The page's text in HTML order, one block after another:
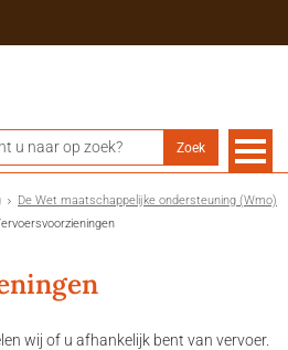
De Wet maatschappelijke ondersteuning (Wmo)
wij of u afhankelijk bent van vervoer.